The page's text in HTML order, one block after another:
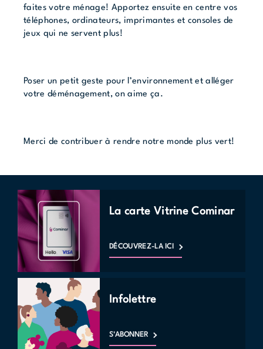
faites votre ménage! Apportez ensuite en centre vos
téléphones, ordinateurs, imprimantes et consoles de
jeux qui ne servent plus!
Poser un petit geste pour l’environnement et alléger
votre déménagement, on aime ça.
Merci de contribuer à rendre notre monde plus vert!
La carte Vitrine Cominar
DÉCOUVREZ-LA ICI
Infolettre
S'ABONNER